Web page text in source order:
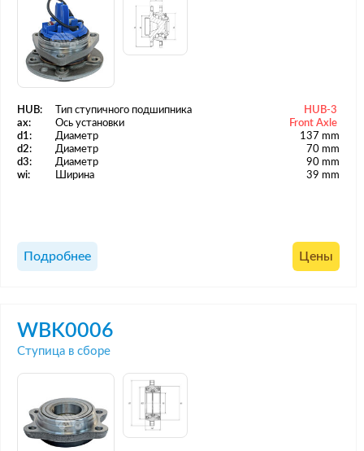
HUB: Тип ступичного подшипника
HUB-3
ax:
Ось установки
Front Axle
d1:
Диаметр
137 mm
d2:
Диаметр
70 mm
d3:
Диаметр
90 mm
wi:
Ширина 39 mm
Подробнее Цены
WBK0006
Ступица в сборе